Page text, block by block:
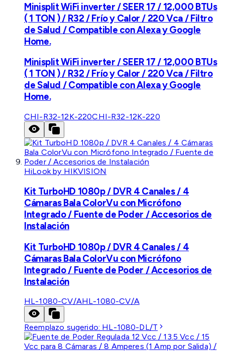
Minisplit WiFi inverter / SEER 17 / 12,000 BTUs
( 1 TON ) / R32 / Frío y Calor / 220 Vca / Filtro
de Salud / Compatible con Alexa y Google
Home.
Minisplit WiFi inverter / SEER 17 / 12,000 BTUs
( 1 TON ) / R32 / Frío y Calor / 220 Vca / Filtro
de Salud / Compatible con Alexa y Google
Home.
CHI-R32-12K-220CHI-R32-12K-220
HiLook by HIKVISION
Kit TurboHD 1080p / DVR 4 Canales / 4
Cámaras Bala ColorVu con Micrófono
Integrado / Fuente de Poder / Accesorios de
Instalación
Kit TurboHD 1080p / DVR 4 Canales / 4
Cámaras Bala ColorVu con Micrófono
Integrado / Fuente de Poder / Accesorios de
Instalación
HL-1080-CV/AHL-1080-CV/A
Reemplazo sugerido: HL-1080-DL/T